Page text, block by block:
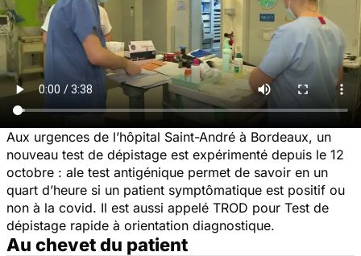
Aux urgences de l’hôpital Saint-André à Bordeaux, un
nouveau test de dépistage est expérimenté depuis le 12
octobre : ale test antigénique permet de savoir en un
quart d’heure si un patient symptômatique est positif ou
non à la covid. Il est aussi appelé TROD pour Test de
dépistage rapide à orientation diagnostique.
Au chevet du patient